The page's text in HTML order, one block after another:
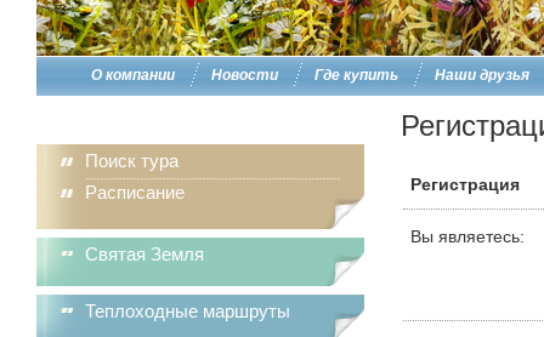
О компании Новости Где купить Наши друзья
Поиск тура
Расписание
Святая Земля
Теплоходные маршруты
Регистрация
Вы являетесь: